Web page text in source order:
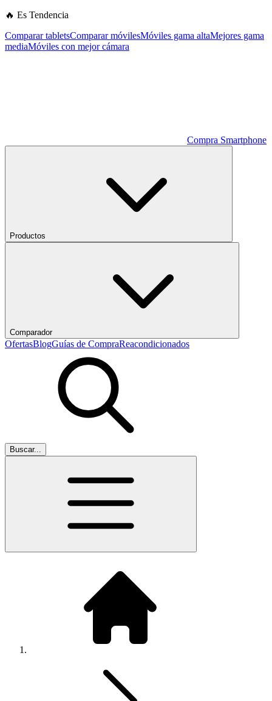
🔥 Es Tendencia
Comparar tabletsComparar móvilesMóviles gama altaMejores gama
mediaMóviles con mejor cámara
Compra Smartphone
Productos
Comparador
OfertasBlogGuías de CompraReacondicionados
Buscar...